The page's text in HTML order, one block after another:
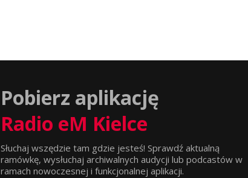
Pobierz aplikację
Radio eM Kielce
Słuchaj wszędzie tam gdzie jesteś! Sprawdź aktualną
ramówkę, wysłuchaj archiwalnych audycji lub podcastów w
ramach nowoczesnej i funkcjonalnej aplikacji.